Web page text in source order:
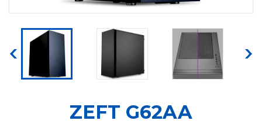
ZEFT G62AA